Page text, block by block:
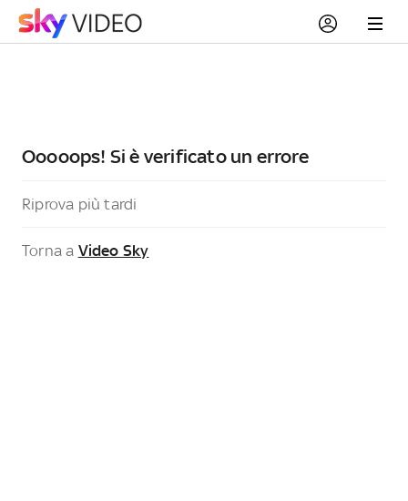
Ooooops! Si è verificato un errore
Riprova più tardi
Torna a Video Sky